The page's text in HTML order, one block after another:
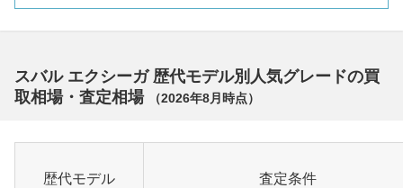
スバル エクシーガ 歴代モデル別人気グレードの買
取相場・査定相場
（2026年8月 時点）
歴代モデル 査定条件